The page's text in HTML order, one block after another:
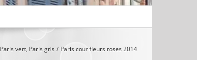
Paris vert, Paris gris Paris cour fleurs roses 2014